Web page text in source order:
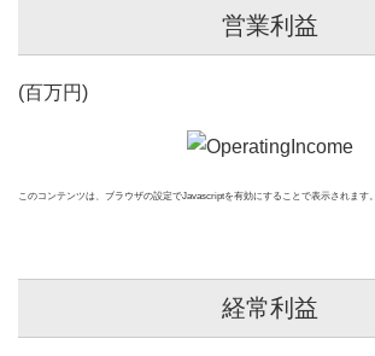
コーポレート・ガバナンス
IRカレンダー
免責事項
ディスクロジャーポリシー
IR資料
ウイルプラスチェッカーモータース株式会社
ウイルプラスモトーレン株式会社
ウイルプラスモトーレン東京株式会社
ウイルプラス帝欧オリオン株式会社
ウイルプラスアインス株式会社
営業利益
(百万円)
このコンテンツは、ブラウザの設定でJavascriptを有効にすることで表示されます。
経常利益